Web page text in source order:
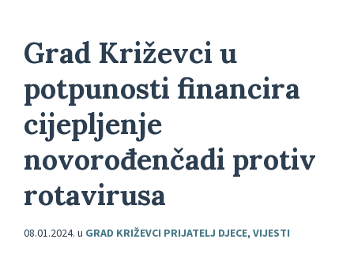
Grad Križevci u
potpunosti financira
cijepljenje
novorođenčadi protiv
rotavirusa
08.01.2024. u GRAD KRIŽEVCI PRIJATELJ DJECE, VIJESTI